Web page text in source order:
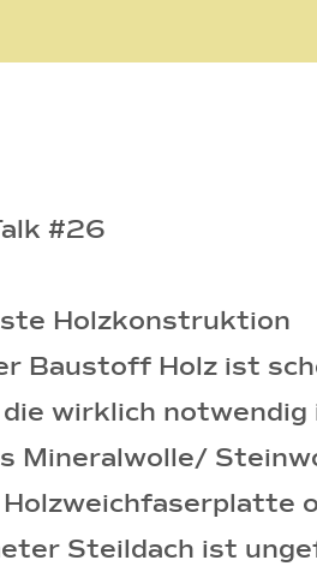
#26
Holzkonstruktion
Baustoff Holz ist
wirklich notwendig
Mineralwolle/
Steildach ist